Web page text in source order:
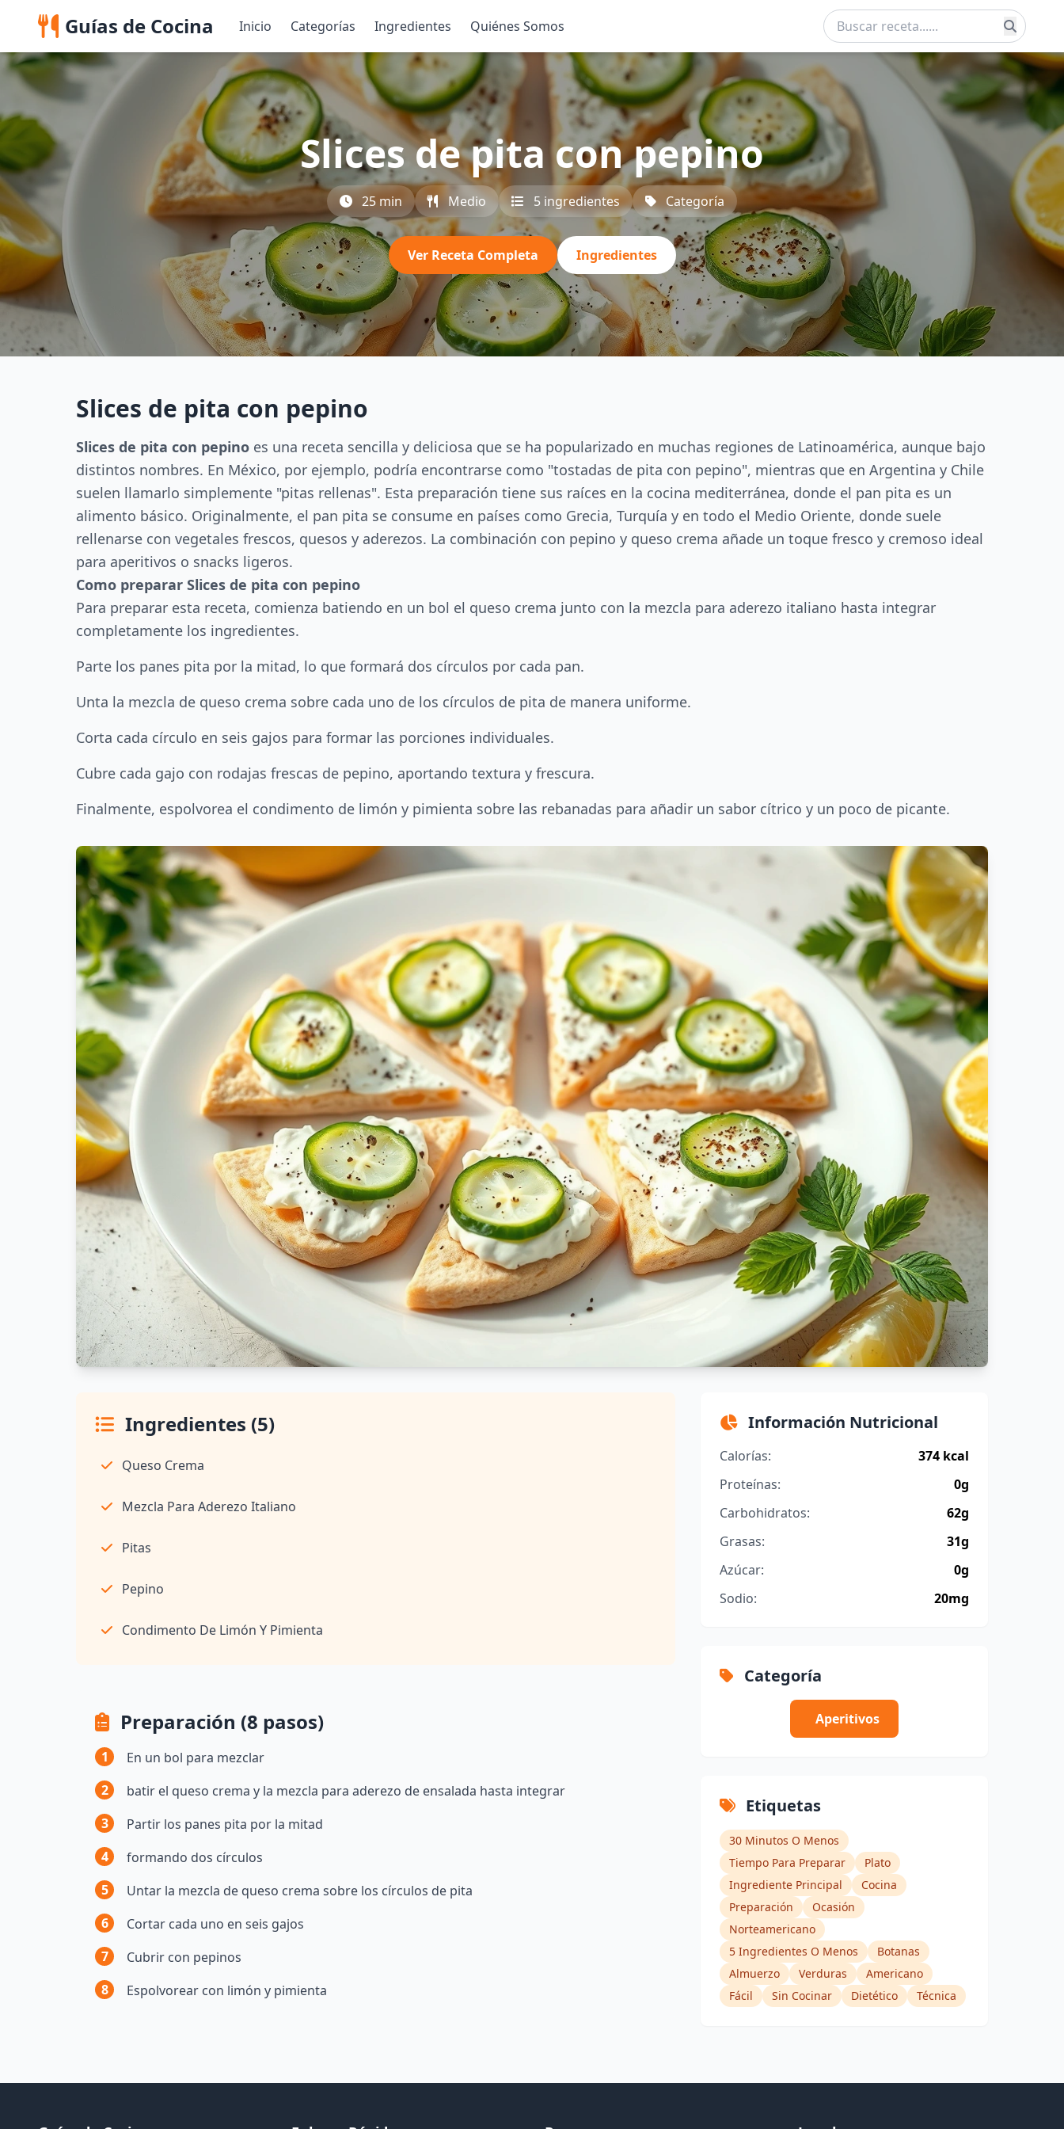
Guías de Cocina Inicio Categorías Ingredientes Quiénes Somos
Slices de pita con pepino
25 min Medio 5 ingredientes Categoría
Ver Receta Completa Ingredientes
Slices de pita con pepino
Slices de pita con pepino es una receta sencilla y deliciosa que se ha popularizado en muchas regiones de Latinoamérica, aunque bajo
distintos nombres. En México, por ejemplo, podría encontrarse como "tostadas de pita con pepino", mientras que en Argentina y Chile
suelen llamarlo simplemente "pitas rellenas". Esta preparación tiene sus raíces en la cocina mediterránea, donde el pan pita es un
alimento básico. Originalmente, el pan pita se consume en países como Grecia, Turquía y en todo el Medio Oriente, donde suele
rellenarse con vegetales frescos, quesos y aderezos. La combinación con pepino y queso crema añade un toque fresco y cremoso ideal
para aperitivos o snacks ligeros.
Como preparar Slices de pita con pepino
Para preparar esta receta, comienza batiendo en un bol el queso crema junto con la mezcla para aderezo italiano hasta integrar
completamente los ingredientes.
Parte los panes pita por la mitad, lo que formará dos círculos por cada pan.
Unta la mezcla de queso crema sobre cada uno de los círculos de pita de manera uniforme.
Corta cada círculo en seis gajos para formar las porciones individuales.
Cubre cada gajo con rodajas frescas de pepino, aportando textura y frescura.
Finalmente, espolvorea el condimento de limón y pimienta sobre las rebanadas para añadir un sabor cítrico y un poco de picante.
Ingredientes (5)
Queso Crema
Mezcla Para Aderezo Italiano
Pitas
Pepino
Condimento De Limón Y Pimienta
Preparación (8 pasos)
1
En un bol para mezclar
2
batir el queso crema y la mezcla para aderezo de ensalada hasta integrar
3
Partir los panes pita por la mitad
4
formando dos círculos
5
Untar la mezcla de queso crema sobre los círculos de pita
6
Cortar cada uno en seis gajos
7
Cubrir con pepinos
8
Espolvorear con limón y pimienta
Información Nutricional
Calorías:
374 kcal
Proteínas:
0g
Carbohidratos:
62g
Grasas:
31g
Azúcar:
0g
Sodio:
20mg
Categoría
Aperitivos
Etiquetas
30 Minutos O Menos
Tiempo Para Preparar
Plato
Ingrediente Principal
Cocina
Preparación
Ocasión
Norteamericano
5 Ingredientes O Menos
Botanas
Almuerzo
Verduras
Americano
Fácil
Sin Cocinar Dietético Técnica